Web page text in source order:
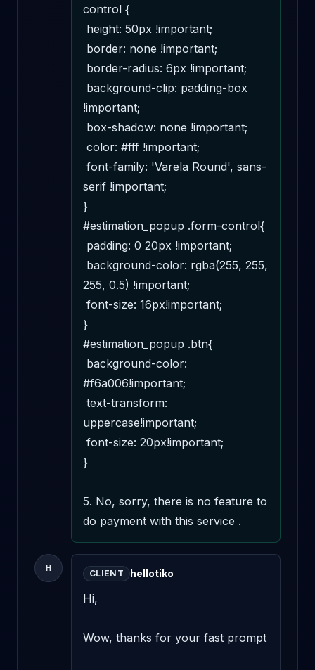
control {
!important;
serif !important;
}
#estimation_popup .form-control{
255, 0.5) !important;
}
#estimation_popup .btn{
#f6a006!important;
uppercase!important;
}
5. No, sorry, there is no feature to
do payment with this service .
H
CLIENT hellotiko
Hi,
Wow, thanks for your fast prompt